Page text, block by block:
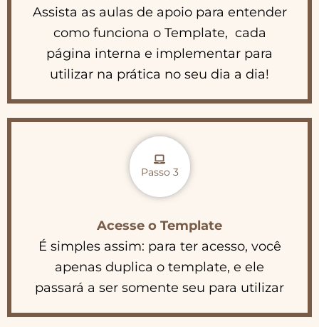
Assista as aulas de apoio para entender
como funciona o Template, cada
página interna e implementar para
utilizar na prática no seu dia a dia!
Passo 3
Acesse o Template
É simples assim: para ter acesso, você
apenas duplica o template, e ele
passará a ser somente seu para utilizar